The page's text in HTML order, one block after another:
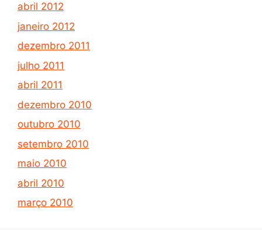
abril 2012
janeiro 2012
dezembro 2011
julho 2011
abril 2011
dezembro 2010
outubro 2010
setembro 2010
maio 2010
abril 2010
março 2010